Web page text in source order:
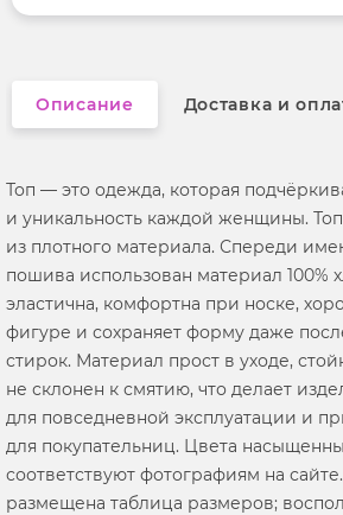
Вырез горловины
Описание Доставка и
Топ — это одежда, которая
и уникальность каждой женщины.
из плотного материала. Спереди
пошива использован материал 100%
эластична, комфортна при носке,
фигуре и сохраняет форму даже
стирок. Материал прост в уходе,
не склонен к смятию, что делает
для повседневной эксплуатации и
для покупательниц. Цвета
соответствуют фотографиям на
размещена таблица размеров;